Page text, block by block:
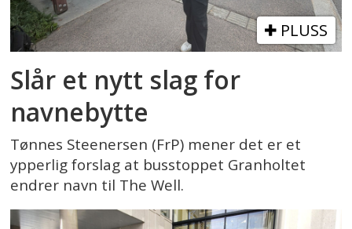
PLUSS
Slår et nytt slag for
navnebytte
Tønnes Steenersen (FrP) mener det er et
ypperlig forslag at busstoppet Granholtet
endrer navn til The Well.